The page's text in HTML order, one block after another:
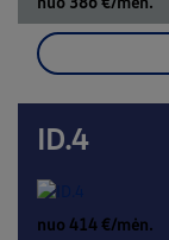
ID.4
nuo 414 €/mėn.